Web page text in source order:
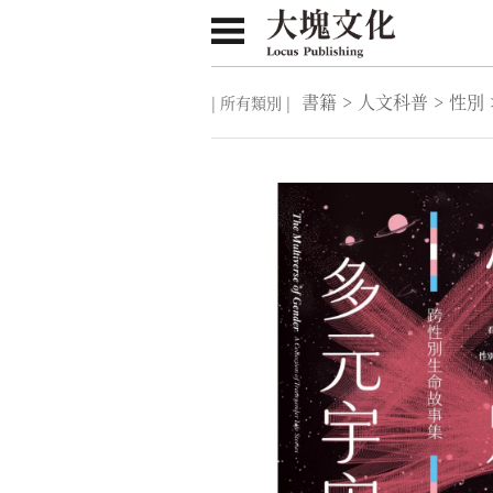
| 所有類別 | 書籍 > 人文科普 > 性別